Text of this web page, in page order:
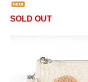
SOLD OUT